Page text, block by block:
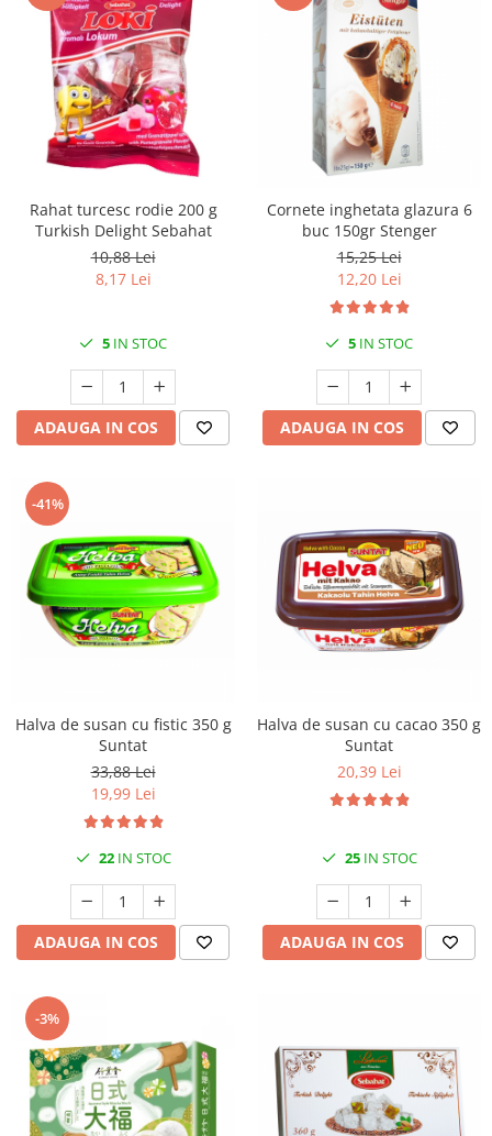
Rahat turcesc rodie 200 g
Turkish Delight Sebahat
10,88 Lei
8,17 Lei
5 IN STOC
ADAUGA IN COS
Cornete inghetata glazura 6
buc 150gr Stenger
15,25 Lei
12,20 Lei
5 IN STOC
ADAUGA IN COS
-41%
Halva de susan cu fistic 350 g
Suntat
33,88 Lei
19,99 Lei
22IN STOC
ADAUGA IN COS
Halva de susan cu cacao 350 g
Suntat
20,39 Lei
25IN STOC
ADAUGA IN COS
-3%